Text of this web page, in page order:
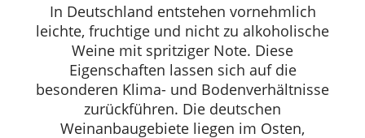
In Deutschland entstehen vornehmlich
leichte, fruchtige und nicht zu alkoholische
Weine mit spritziger Note. Diese
Eigenschaften lassen sich auf die
besonderen Klima- und Bodenverhältnisse
zurückführen. Die deutschen
Weinanbaugebiete liegen im Osten,